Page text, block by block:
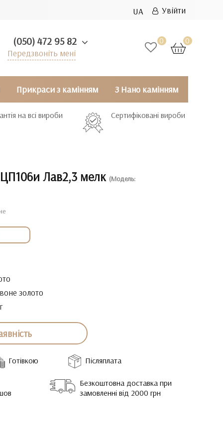
UA Увійти
0 0
(050) 472 95 82
Передзвоніть мені
Прикраси з камінням З Нано камінням
на всі вироби Сертифіковані вироби
Лав2,3 мелк (Модель:
золото
Готівкою Післяплата
Безкоштовна доставка при
замовленні від 2000 грн